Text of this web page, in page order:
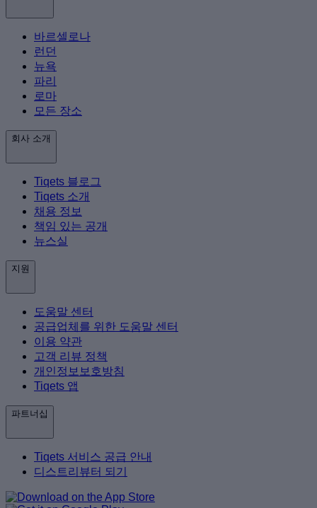
바르셀로나
런던
뉴욕
파리
로마
모든 장소
회사 소개
Tiqets 블로그
Tiqets 소개
채용 정보
책임 있는 공개
뉴스실
지원
도움말 센터
공급업체를 위한 도움말 센터
이용 약관
고객 리뷰 정책
개인정보보호방침
Tiqets 앱
파트너십
Tiqets 서비스 공급 안내
디스트리뷰터 되기